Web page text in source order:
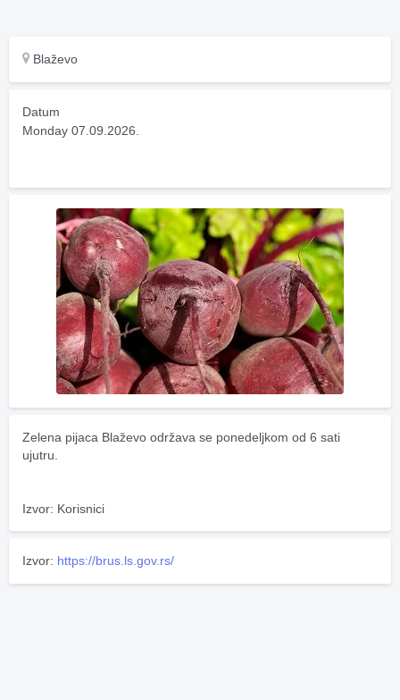
Blaževo
Datum
Monday 07.09.2026.
Zelena pijaca Blaževo održava se ponedeljkom od 6 sati
ujutru.
Izvor: Korisnici
Izvor: https://brus.ls.gov.rs/